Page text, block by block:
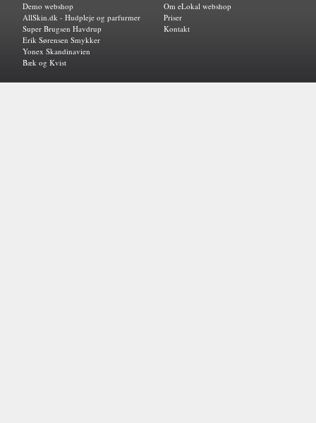
Demo webshop
AllSkin.dk - Hudpleje og parfurmer
Super Brugsen Havdrup
Erik Sørensen Smykker
Yonex Skandinavien
Bæk og Kvist
Om eLokal webshop
Priser
Kontakt